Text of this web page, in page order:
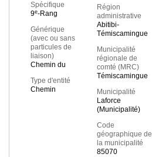
Spécifique
9e-Rang
Générique
(avec ou sans
particules de
liaison)
Chemin du
Type d'entité
Chemin
Région
administrative
Abitibi-
Témiscamingue
Municipalité
régionale de
comté (MRC)
Témiscamingue
Municipalité
Laforce
(Municipalité)
Code
géographique de
la municipalité
85070